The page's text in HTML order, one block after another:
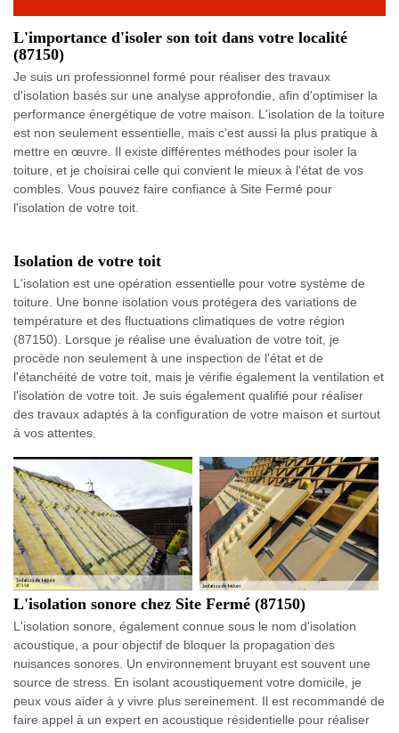
L'importance d'isoler son toit dans votre localité
(87150)
Je suis un professionnel formé pour réaliser des travaux
d'isolation basés sur une analyse approfondie, afin d'optimiser la
performance énergétique de votre maison. L'isolation de la toiture
est non seulement essentielle, mais c'est aussi la plus pratique à
mettre en œuvre. Il existe différentes méthodes pour isoler la
toiture, et je choisirai celle qui convient le mieux à l'état de vos
combles. Vous pouvez faire confiance à Site Fermé pour
l'isolation de votre toit.
Isolation de votre toit
L'isolation est une opération essentielle pour votre système de
toiture. Une bonne isolation vous protégera des variations de
température et des fluctuations climatiques de votre région
(87150). Lorsque je réalise une évaluation de votre toit, je
procède non seulement à une inspection de l'état et de
l'étanchéité de votre toit, mais je vérifie également la ventilation et
l'isolation de votre toit. Je suis également qualifié pour réaliser
des travaux adaptés à la configuration de votre maison et surtout
à vos attentes.
L'isolation sonore chez Site Fermé (87150)
L'isolation sonore, également connue sous le nom d'isolation
acoustique, a pour objectif de bloquer la propagation des
nuisances sonores. Un environnement bruyant est souvent une
source de stress. En isolant acoustiquement votre domicile, je
peux vous aider à y vivre plus sereinement. Il est recommandé de
faire appel à un expert en acoustique résidentielle pour réaliser